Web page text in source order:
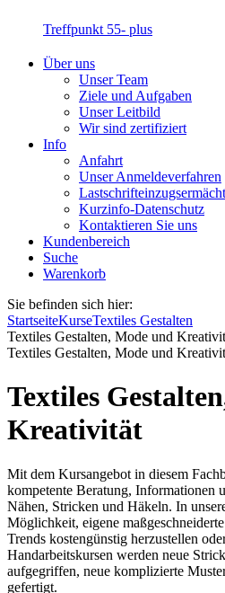
Treffpunkt 55- plus
Über uns
Unser Team
Ziele und Aufgaben
Unser Leitbild
Wir sind zertifiziert
Info
Anfahrt
Unser Anmeldeverfahren
Kurzinfo-Datenschutz
Kontaktieren Sie uns
Kundenbereich
Suche
Warenkorb
Sie befinden sich hier:
StartseiteKurseTextiles Gestalten
Textiles Gestalten, Mode und
Textiles Gestalten, Mode und
Textiles
Kreativität
Mit dem Kursangebot in diesem
kompetente Beratung, Informationen
Nähen, Stricken und Häkeln. In
Möglichkeit, eigene
Trends kostengünstig herzustellen
Handarbeitskursen werden neue
aufgegriffen, neue komplizierte
gefertigt.